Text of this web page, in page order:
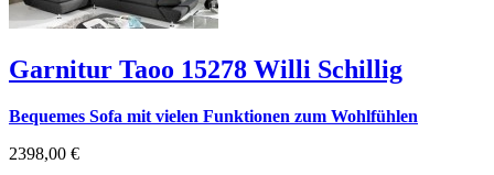
Garnitur Taoo 15278 Willi Schillig
Bequemes Sofa mit vielen Funktionen zum Wohlfühlen
2398,00 €